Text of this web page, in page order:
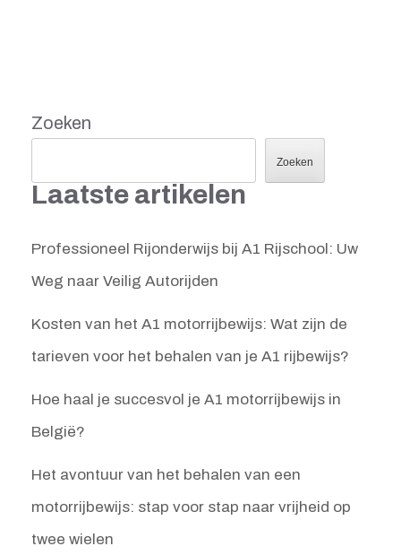
Zoeken
Zoeken
Laatste artikelen
Professioneel Rijonderwijs bij A1 Rijschool: Uw
Weg naar Veilig Autorijden
Kosten van het A1 motorrijbewijs: Wat zijn de
tarieven voor het behalen van je A1 rijbewijs?
Hoe haal je succesvol je A1 motorrijbewijs in
België?
Het avontuur van het behalen van een
motorrijbewijs: stap voor stap naar vrijheid op
twee wielen